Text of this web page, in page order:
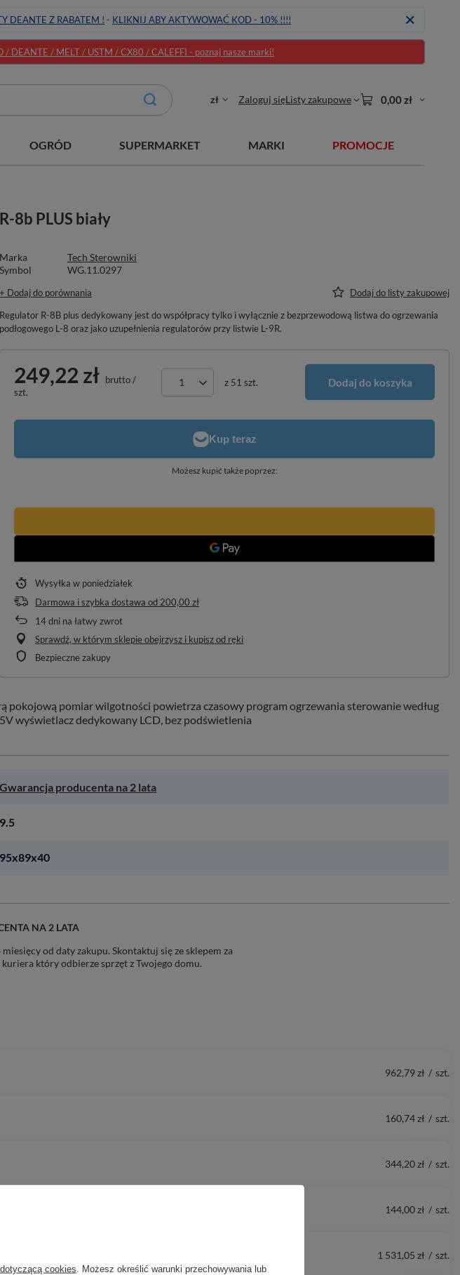
DEANTE Z RABATEM ! - KLIKNIJ ABY AKTYWOWAĆ KOD - 10% !!!!
/ DEANTE / MELT / USTM / CX80 / CALEFFI - poznaj nasze marki!
zł Zaloguj sięListy zakupowe 0,00 zł
OGRÓD SUPERMARKET MARKI PROMOCJE
R-8b PLUS biały
Marka
Tech Sterowniki
Symbol
WG.11.0297
+ Dodaj do porównania
Dodaj do listy zakupowej
Regulator R-8B plus dedykowany jest do współpracy tylko i wyłącznie z bezprzewodową listwa do ogrzewania
podłogowego L-8 oraz jako uzupełnienia regulatorów przy listwie L-9R.
249,22 zł brutto/
szt.
z 51 szt. Dodaj do koszyka
Możesz kupić także poprzez:
Wysyłka w poniedziałek
Darmowa i szybka dostawa od 200,00 zł
14dni na łatwy zwrot
Sprawdź, w którym sklepie obejrzysz i kupisz od ręki
Bezpieczne zakupy
pomiar wilgotności powietrza czasowy program ogrzewania sterowanie według
wyświetlacz dedykowany LCD, bez podświetlenia
Gwarancja producenta na 2 lata
9.5
95x89x40
NA 2 LATA
od daty zakupu. Skontaktuj się ze sklepem za
który odbierze sprzęt z Twojego domu.
962,79 zł / szt.
160,74 zł / szt.
344,20 zł / szt.
144,00 zł / szt.
1 531,05 zł / szt.
cookies . Możesz określić warunki przechowywania lub